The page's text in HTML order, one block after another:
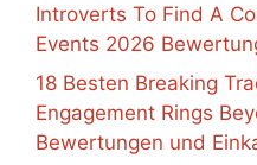
Introverts To Find A
Events 2026
18 Besten Breaking
Engagement Rings
Bewertungen und